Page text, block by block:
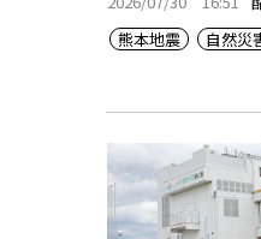
熊本地震
自然災